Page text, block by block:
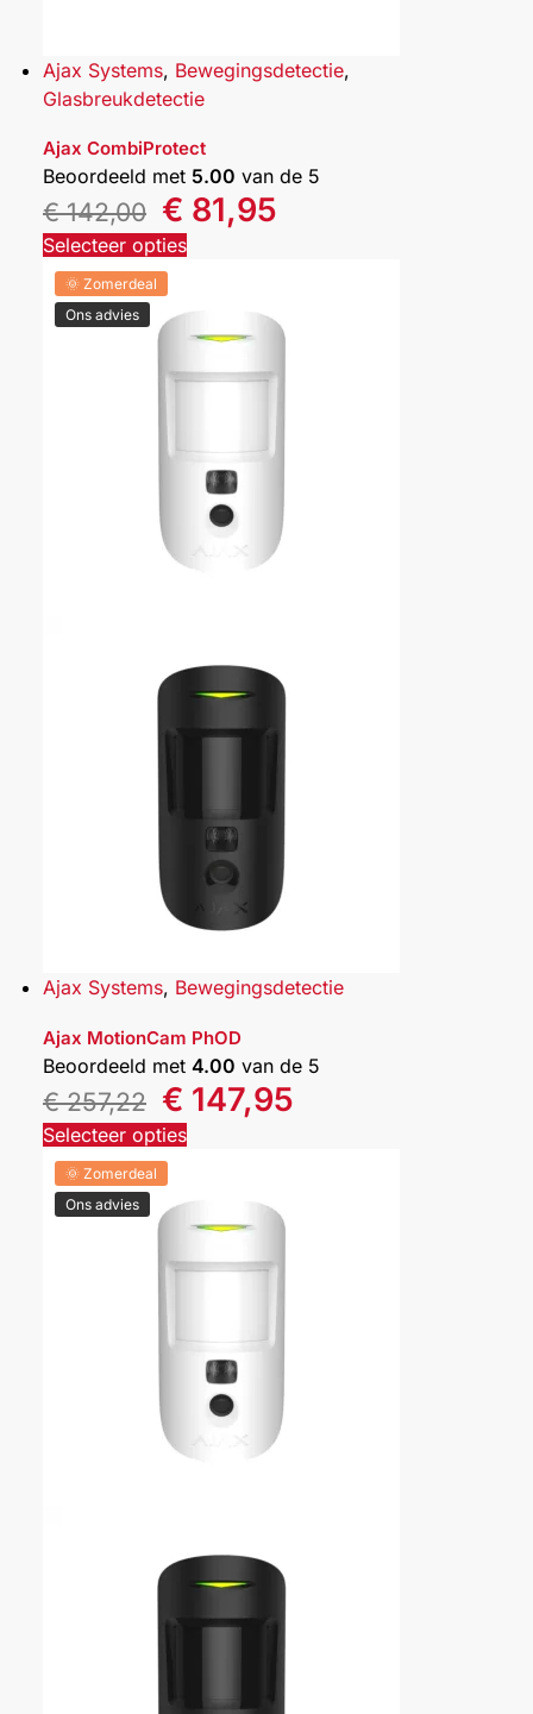
Ajax Systems, Bewegingsdetectie,
Glasbreukdetectie
Ajax CombiProtect
Beoordeeld met 5.00 van de 5
€142,00 € 81,95
Selecteer opties
🌞 Zomerdeal
Ons advies
Ajax Systems, Bewegingsdetectie
Ajax MotionCam PhOD
Beoordeeld met 4.00 van de 5
€257,22 € 147,95
Selecteer opties
🌞 Zomerdeal
Ons advies